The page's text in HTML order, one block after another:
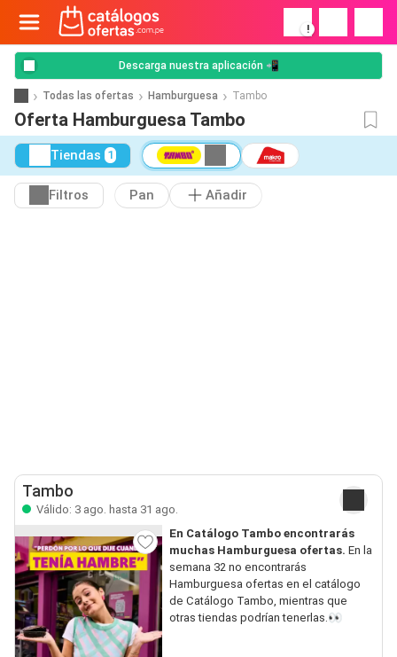
!
Descarga nuestra aplicación 📲
Todas las ofertas Hamburguesa Tambo
Oferta Hamburguesa Tambo
Tiendas 1
Filtros Pan Añadir
Tambo
Válido: 3 ago. hasta 31 ago.
En Catálogo Tambo encontrarás
muchas Hamburguesa ofertas. En la
semana 32 no encontrarás
Hamburguesa ofertas en el catálogo
de Catálogo Tambo, mientras que
otras tiendas podrían tenerlas.👀